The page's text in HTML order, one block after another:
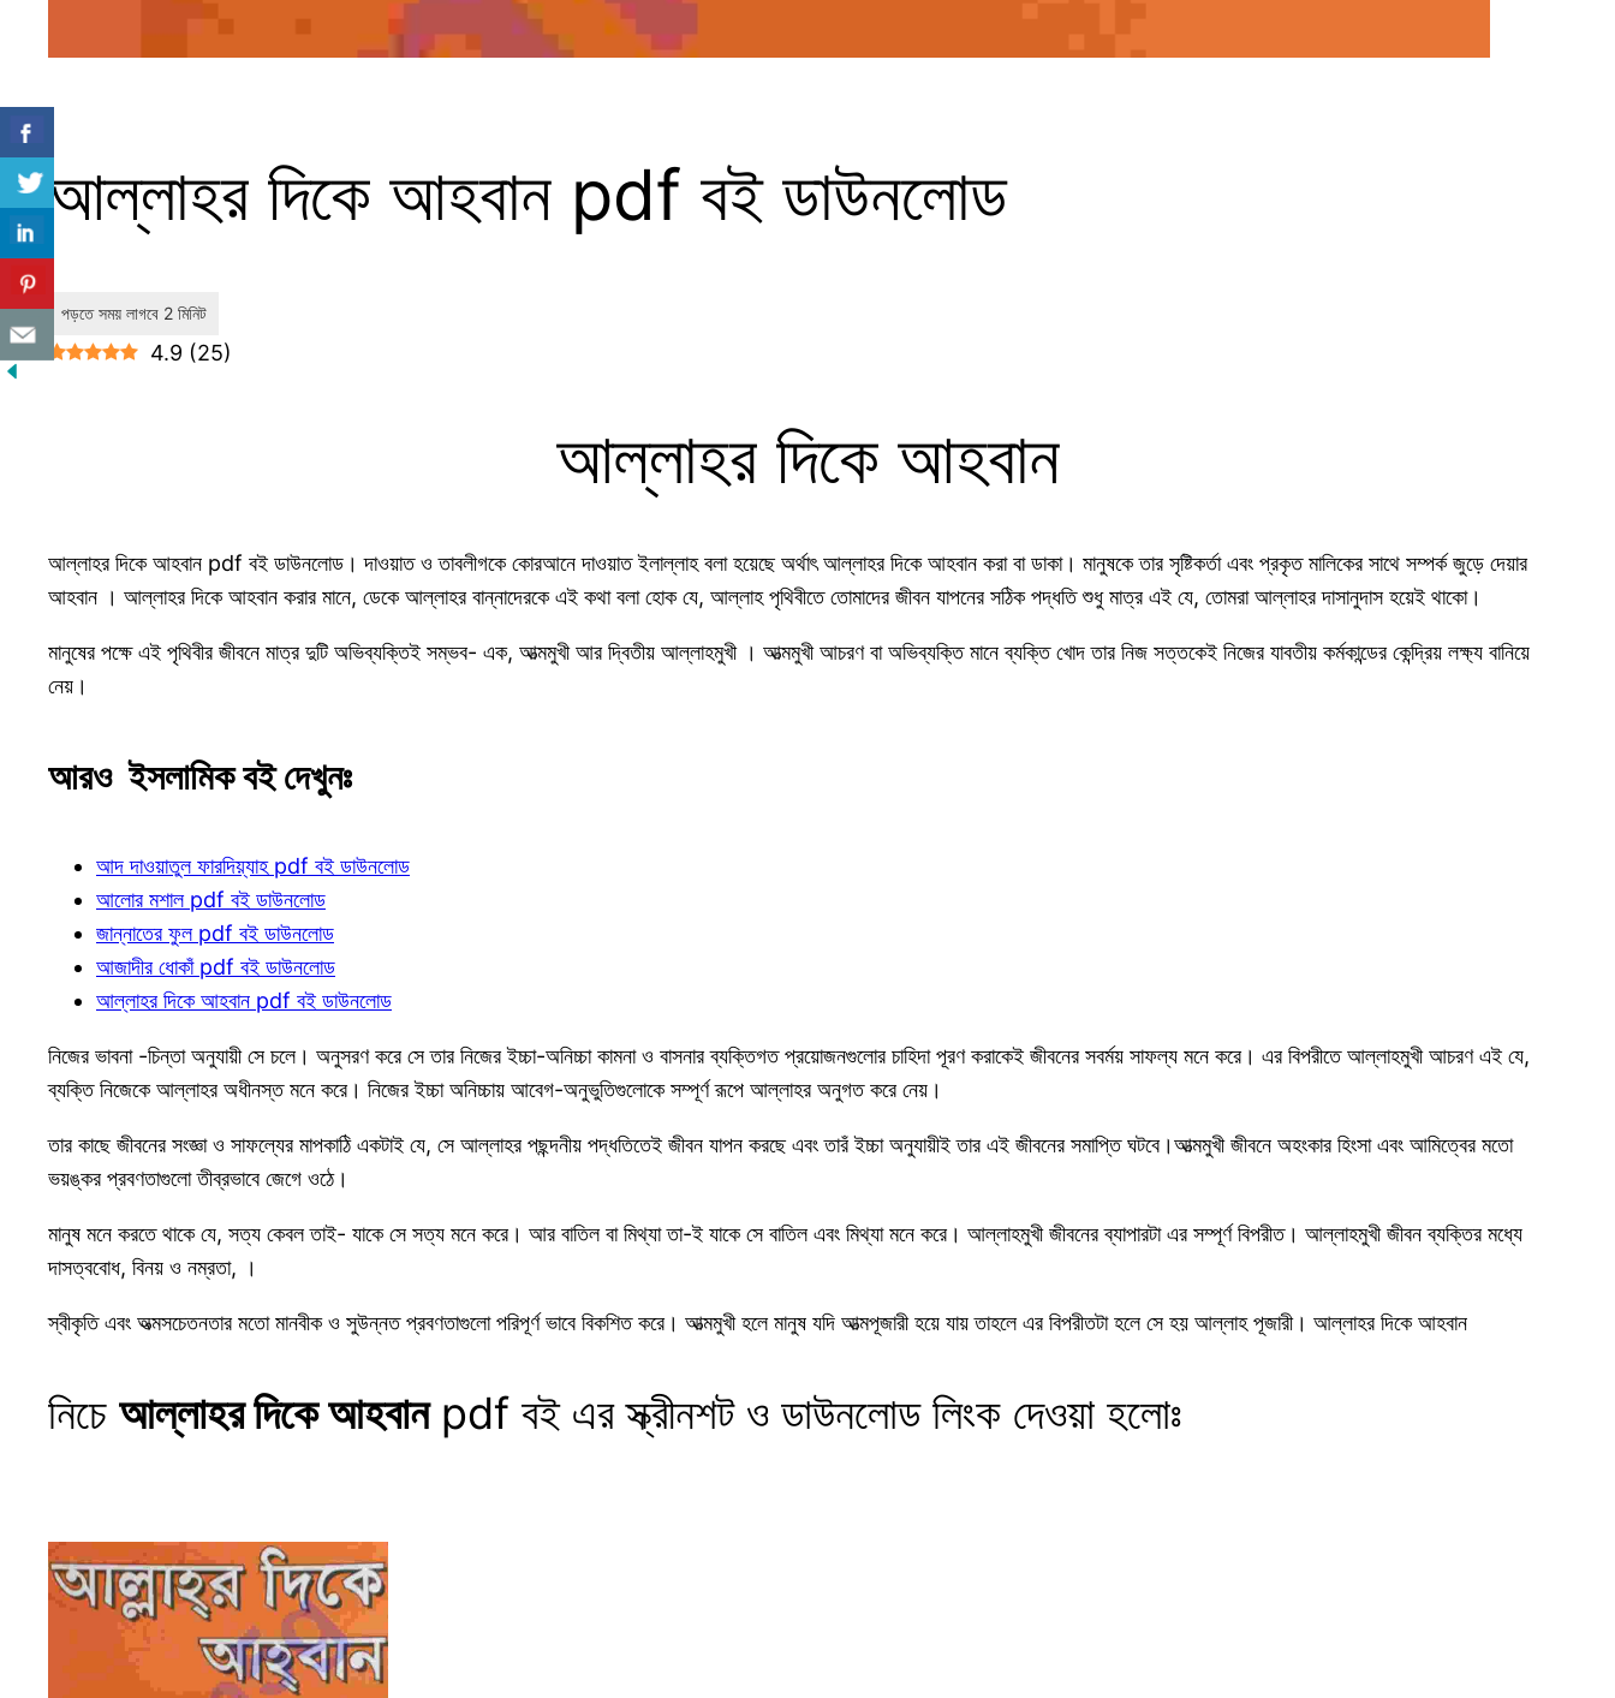
আল্লাহর দিকে আহবান pdf বই ডাউনলোড
4.9 (25)
আল্লাহর দিকে আহবান
আল্লাহর দিকে আহবান pdf বই ডাউনলোড। দাওয়াত ও তাবলীগকে কোরআনে দাওয়াত ইলাল্লাহ বলা হয়েছে অর্থাৎ আল্লাহর দিকে আহবান করা বা ডাকা। মানুষকে তার সৃষ্টিকর্তা এবং প্রকৃত মালিকের সাথে সম্পর্ক জুড়ে দেয়ার
আহবান । আল্লাহর দিকে আহবান করার মানে, ডেকে আল্লাহর বান্নাদেরকে এই কথা বলা হোক যে, আল্লাহ পৃথিবীতে তোমাদের জীবন যাপনের সঠিক পদ্ধতি শুধু মাত্র এই যে, তোমরা আল্লাহর দাসানুদাস হয়েই থাকো।
মানুষের পক্ষে এই পৃথিবীর জীবনে মাত্র দুটি অভিব্যক্তিই সম্ভব- এক, আত্মমুখী আর দ্বিতীয় আল্লাহমুখী । আত্মমুখী আচরণ বা অভিব্যক্তি মানে ব্যক্তি খোদ তার নিজ সত্তকেই নিজের যাবতীয় কর্মকান্ডের কেন্দ্রিয় লক্ষ্য বানিয়ে
নেয়।
আরও ইসলামিক বই দেখুনঃ
আদ দাওয়াতুল ফারদিয়্যাহ pdf বই ডাউনলোড
আলোর মশাল pdf বই ডাউনলোড
জান্নাতের ফুল pdf বই ডাউনলোড
আজাদীর ধোকাঁ pdf বই ডাউনলোড
আল্লাহর দিকে আহবান pdf বই ডাউনলোড
নিজের ভাবনা -চিন্তা অনুযায়ী সে চলে। অনুসরণ করে সে তার নিজের ইচ্চা-অনিচ্চা কামনা ও বাসনার ব্যক্তিগত প্রয়োজনগুলোর চাহিদা পূরণ করাকেই জীবনের সবর্ময় সাফল্য মনে করে। এর বিপরীতে আল্লাহমুখী আচরণ এই যে,
ব্যক্তি নিজেকে আল্লাহর অধীনস্ত মনে করে। নিজের ইচ্চা অনিচ্চায় আবেগ-অনুভুতিগুলোকে সম্পূর্ণ রূপে আল্লাহর অনুগত করে নেয়।
তার কাছে জীবনের সংজ্ঞা ও সাফল্যের মাপকাঠি একটাই যে, সে আল্লাহর পছন্দনীয় পদ্ধতিতেই জীবন যাপন করছে এবং তারঁ ইচ্চা অনুযায়ীই তার এই জীবনের সমাপ্তি ঘটবে।আত্মমুখী জীবনে অহংকার হিংসা এবং আমিত্বের মতো
ভয়ঙ্কর প্রবণতাগুলো তীব্রভাবে জেগে ওঠে।
মানুষ মনে করতে থাকে যে, সত্য কেবল তাই- যাকে সে সত্য মনে করে। আর বাতিল বা মিথ্যা তা-ই যাকে সে বাতিল এবং মিথ্যা মনে করে। আল্লাহমুখী জীবনের ব্যাপারটা এর সম্পূর্ণ বিপরীত। আল্লাহমুখী জীবন ব্যক্তির মধ্যে
দাসত্ববোধ, বিনয় ও নম্রতা, ।
স্বীকৃতি এবং অত্মসচেতনতার মতো মানবীক ও সুউন্নত প্রবণতাগুলো পরিপূর্ণ ভাবে বিকশিত করে। আত্মমুখী হলে মানুষ যদি আত্মপূজারী হয়ে যায় তাহলে এর বিপরীতটা হলে সে হয় আল্লাহ পূজারী। আল্লাহর দিকে আহবান
নিচে আল্লাহর দিকে আহবানpdf বই এর স্ক্রীনশট ও ডাউনলোড লিংক দেওয়া হলোঃ